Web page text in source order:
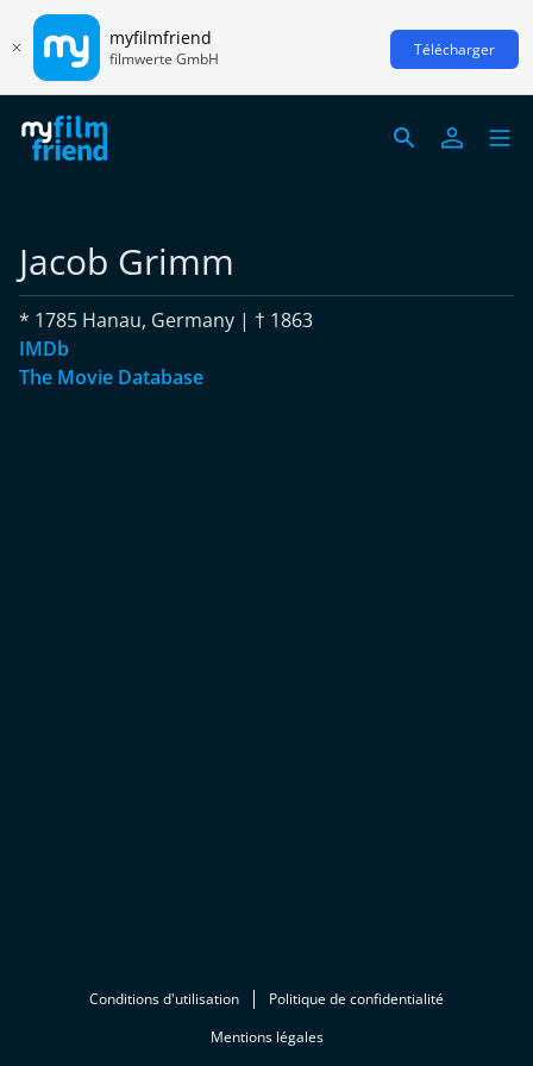
myfilmfriend
filmwerte GmbH Télécharger
Jacob Grimm
* 1785 Hanau, Germany | † 1863
IMDb
The Movie Database
Conditions d'utilisation
Politique de confidentialité
Mentions légales